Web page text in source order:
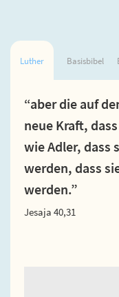
Luther Basisbibel
“aber die auf
neue Kraft,
wie Adler, dass
werden, dass
werden.”
Jesaja 40,31